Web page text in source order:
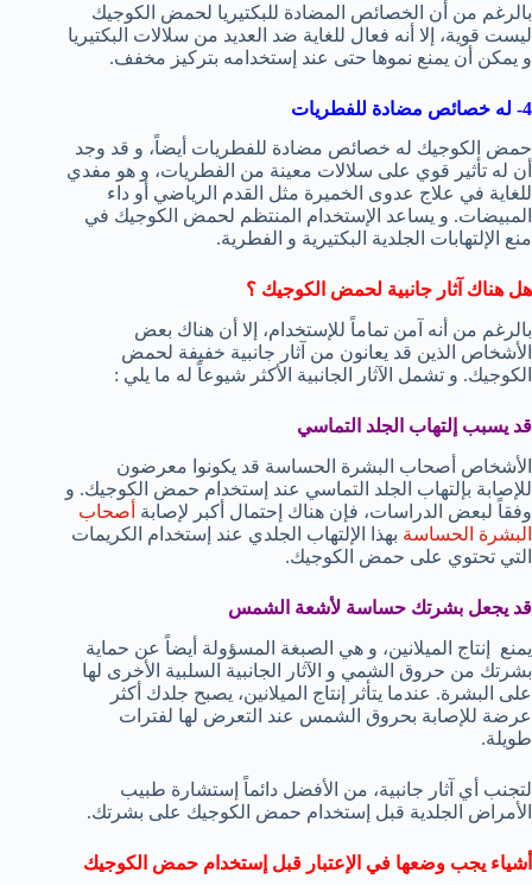
بالرغم من أن الخصائص المضادة للبكتيريا لحمض الكوجيك
ليست قوية، إلا أنه فعال للغاية ضد العديد من سلالات البكتيريا
و يمكن أن يمنع نموها حتى عند إستخدامه بتركيز مخفف.
4- له خصائص مضادة للفطريات
حمض الكوجيك له خصائص مضادة للفطريات أيضاً، و قد وجد
أن له تأثير قوي على سلالات معينة من الفطريات، و هو مفدي
للغاية في علاج عدوى الخميرة مثل القدم الرياضي أو داء
المبيضات. و يساعد الإستخدام المنتظم لحمض الكوجيك في
منع الإلتهابات الجلدية البكتيرية و الفطرية.
هل هناك آثار جانبية لحمض الكوجيك ؟
بالرغم من أنه آمن تماماً للإستخدام، إلا أن هناك بعض
الأشخاص الذين قد يعانون من آثار جانبية خفيفة لحمض
الكوجيك. و تشمل الآثار الجانبية الأكثر شيوعاً له ما يلي :
قد يسبب إلتهاب الجلد التماسي
الأشخاص أصحاب البشرة الحساسة قد يكونوا معرضون
للإصابة بإلتهاب الجلد التماسي عند إستخدام حمض الكوجيك. و
وفقاً لبعض الدراسات، فإن هناك إحتمال أكبر لإصابة أصحاب
البشرة الحساسة بهذا الإلتهاب الجلدي عند إستخدام الكريمات
التي تحتوي على حمض الكوجيك.
قد يجعل بشرتك حساسة لأشعة الشمس
يمنع إنتاج الميلانين، و هي الصبغة المسؤولة أيضاً عن حماية
بشرتك من حروق الشمي و الآثار الجانبية السلبية الأخرى لها
على البشرة. عندما يتأثر إنتاج الميلانين، يصبح جلدك أكثر
عرضة للإصابة بحروق الشمس عند التعرض لها لفترات
طويلة.
لتجنب أي آثار جانبية، من الأفضل دائماً إستشارة طبيب
الأمراض الجلدية قبل إستخدام حمض الكوجيك على بشرتك.
أشياء يجب وضعها في الإعتبار قبل إستخدام حمض الكوجيك